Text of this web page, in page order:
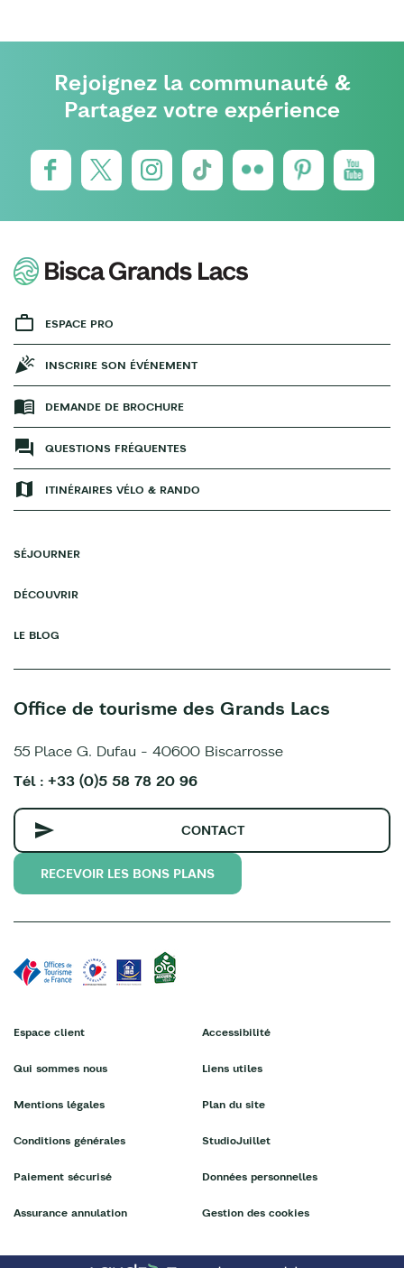
Rejoignez la communauté &
Partagez votre expérience
ESPACE PRO
INSCRIRE SON ÉVÉNEMENT
DEMANDE DE BROCHURE
QUESTIONS FRÉQUENTES
ITINÉRAIRES VÉLO & RANDO
SÉJOURNER
DÉCOUVRIR
LE BLOG
Office de tourisme des Grands Lacs
55 Place G. Dufau - 40600 Biscarrosse
Tél : +33 (0)5 58 78 20 96
CONTACT
RECEVOIR LES BONS PLANS
Espace client
Qui sommes nous
Mentions légales
Conditions générales
Paiement sécurisé
Assurance annulation
Accessibilité
Liens utiles
Plan du site
StudioJuillet
Données personnelles
Gestion des cookies